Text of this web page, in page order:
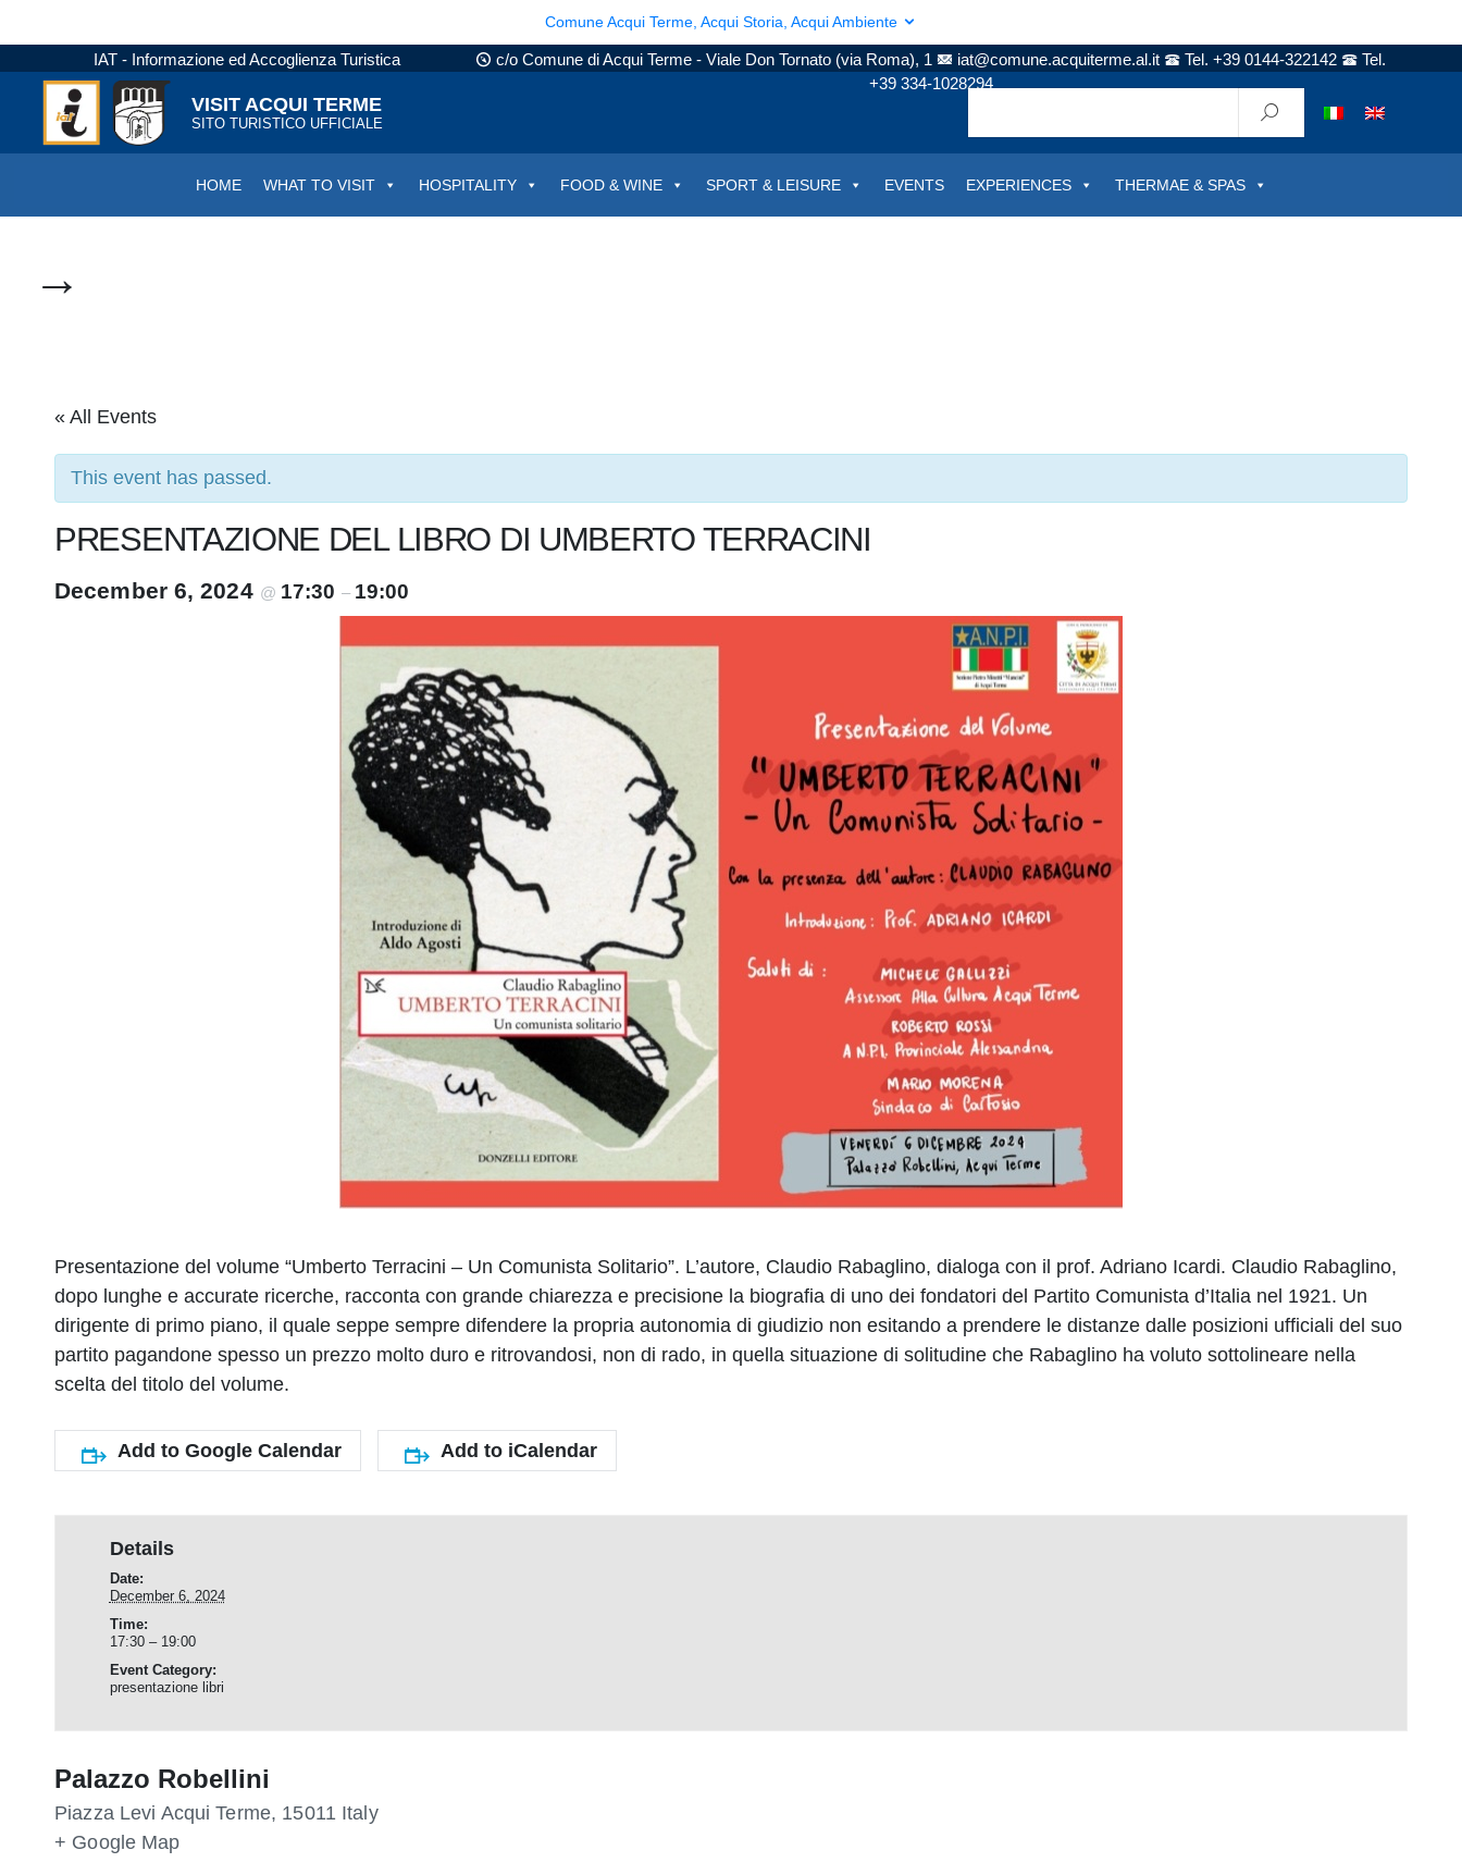
Comune Acqui Terme, Acqui Storia, Acqui Ambiente
IAT - Informazione ed Accoglienza Turistica c/o Comune di Acqui Terme - Viale Don Tornato (via Roma), 1 iat@comune.acquiterme.al.it Tel. +39 0144-322142
Tel.
+39 334-1028294
VISIT ACQUI TERME
SITO TURISTICO UFFICIALE
HOME WHAT TO VISIT HOSPITALITY FOOD & WINE SPORT & LEISURE EVENTS EXPERIENCES THERMAE & SPAS
→
« All Events
This event has passed.
PRESENTAZIONE DEL LIBRO DI UMBERTO TERRACINI
December 6, 2024 @ 17:30 – 19:00
Presentazione del volume “Umberto Terracini – Un Comunista Solitario”. L’autore, Claudio Rabaglino, dialoga con il prof. Adriano Icardi. Claudio Rabaglino,
dopo lunghe e accurate ricerche, racconta con grande chiarezza e precisione la biografia di uno dei fondatori del Partito Comunista d’Italia nel 1921. Un
dirigente di primo piano, il quale seppe sempre difendere la propria autonomia di giudizio non esitando a prendere le distanze dalle posizioni ufficiali del suo
partito pagandone spesso un prezzo molto duro e ritrovandosi, non di rado, in quella situazione di solitudine che Rabaglino ha voluto sottolineare nella
scelta del titolo del volume.
Add to Google Calendar Add to iCalendar
Details
Date:
December 6, 2024
Time:
17:30 – 19:00
Event Category:
presentazione libri
Palazzo Robellini
Piazza Levi Acqui Terme, 15011 Italy
+ Google Map